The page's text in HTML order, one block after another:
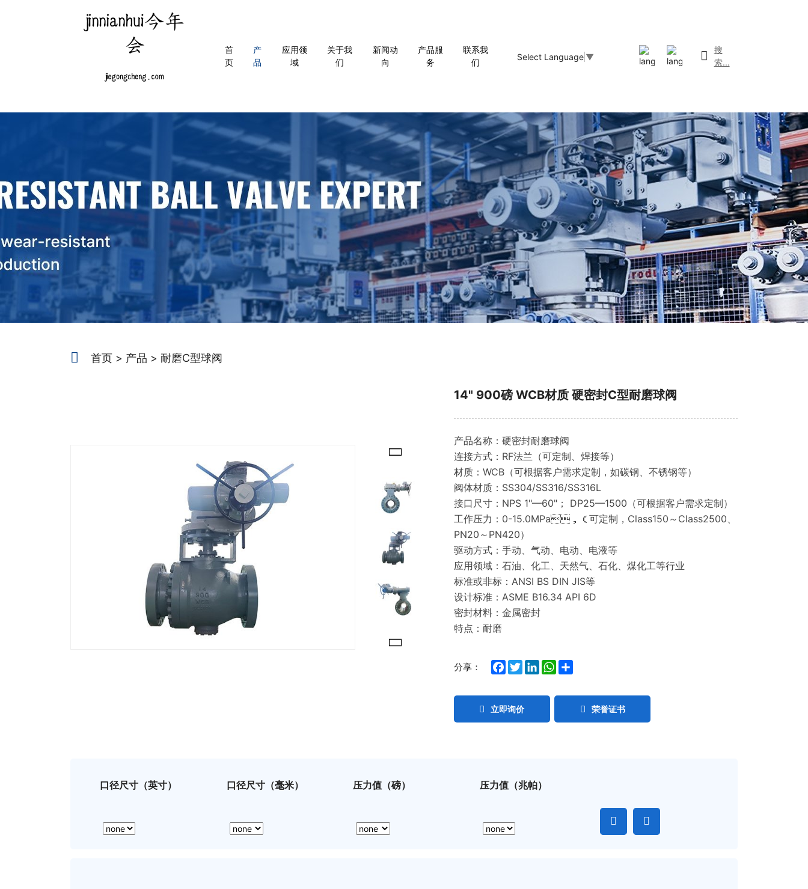
首
页
产
品
应用领
域
关于我
们
新闻动
向
产品服
务
联系我
们
Select Language ▼
搜
索...
首页 产品 耐磨C型球阀
14" 900磅 WCB材质 硬密封C型耐磨球阀
产品名称：硬密封耐磨球阀
连接方式：RF法兰（可定制、焊接等）
材质：WCB（可根据客户需求定制，如碳钢、不锈钢等）
阀体材质：SS304/SS316/SS316L
接口尺寸：NPS 1"—60"； DP25—1500（可根据客户需求定制）
工作压力：0-15.0MPa，（可定制，Class150～Class2500、
PN20～PN420）
驱动方式：手动、气动、电动、电液等
应用领域：石油、化工、天然气、石化、煤化工等行业
标准或非标：ANSI BS DIN JIS等
设计标准：ASME B16.34 API 6D
密封材料：金属密封
特点：耐磨
分享： Facebook
TwitterLinkedInWhatsApp
立即询价 荣誉证书
压力值（磅） 压力值（兆帕）
口径尺寸（毫米）
口径尺寸（英寸）